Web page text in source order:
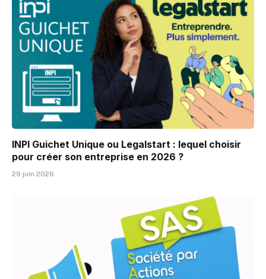
INPI Guichet Unique ou Legalstart : lequel choisir
pour créer son entreprise en 2026 ?
29 juin 2026